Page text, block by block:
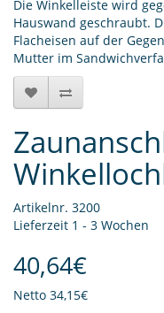
Die Winkelleiste wird
Hauswand geschraubt.
Flacheisen auf der
Mutter im
Artikelnr. 3200
Lieferzeit 1 - 3 Wochen
40,64€
Netto 34,15€